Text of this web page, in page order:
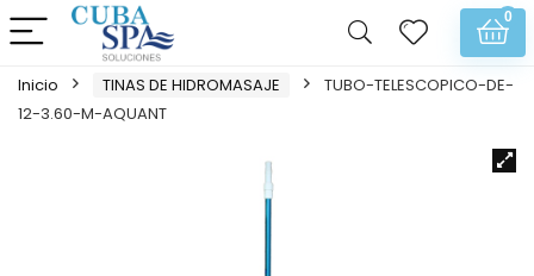
0
Inicio TINAS DE HIDROMASAJE
TUBO-TELESCOPICO-DE-
12-3.60-M-AQUANT